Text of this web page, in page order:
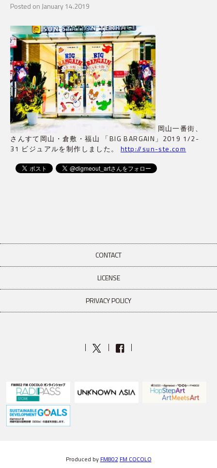
Posted on January 14.2019
岡山一番街、
さんすて岡山・倉敷・福山 「BIG BARGAIN」2019 1/2-
31 ビジュアルを制作しました。http://sun-ste.com
CONTACT
LICENSE
PRIVACY POLICY
Produced by FM802 FM COCOLO